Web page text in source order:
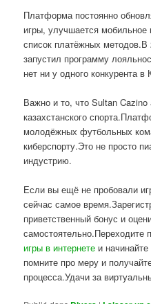
Платформа постоянно
игры, улучшается
список платёжных методов.В
запустил программу
нет ни у одного конкурента в
Важно и то, что Sultan Cazino
казахстанского
молодёжных футбольных
киберспорту.Это не просто
индустрию.
Если вы ещё не пробовали
сейчас самое
приветственный бонус и
самостоятельно.Переходите
игры в интернете и
помните про меру и
процесса.Удачи за